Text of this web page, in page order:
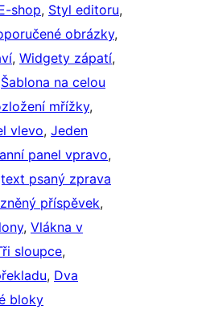
shop, Styl editoru
obrázky
, Widgety zápatí
Šablona na celou
mřížky
vlevo, Jeden
panel vpravo
psaný zprava
příspěvek
, Vlákna v
sloupce
, Dva
bloky